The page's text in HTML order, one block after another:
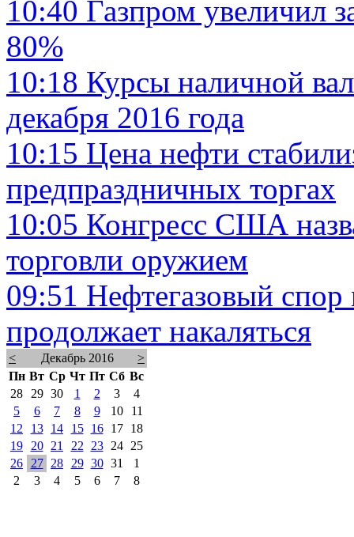
10:40 Газпром увеличил
80%
10:18 Курсы наличной
декабря 2016 года
10:15 Цена нефти
предпраздничных торгах
10:05 Конгресс США
торговли оружием
09:51 Нефтегазовый
продолжает накаляться
< Декабрь 2016
>
Пн Вт Ср Чт Пт Сб Вс
28
29 30 1 2 3
4
5
6 7 8 9 10
11
12
13 14 15 16 17
18
19
20 21 22 23 24
25
26
27 28 29 30 31
1
2
3 4 5 6 7 8